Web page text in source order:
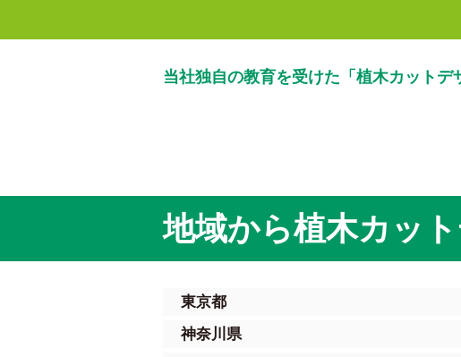
当社独自の教育を受けた「植木カット
地域から植木カッ
東京都
神奈川県